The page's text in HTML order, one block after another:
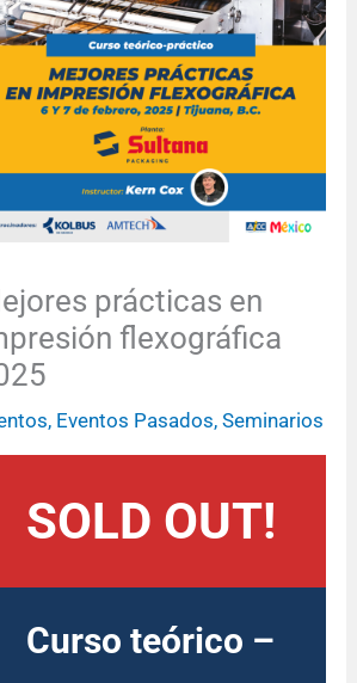
prácticas en
flexográfica
, Eventos Pasados,Seminarios
SOLD OUT!
Curso teórico –